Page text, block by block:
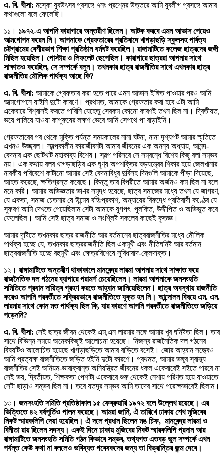
এ. বি. খীসা: মস্কো যুবউৎসব প্রসঙ্গে ৭নং প্রশ্নের উত্তরে আমি যুবলীগ প্রসঙ্গে আমার
কথাগুলো বলে ফেলেছি।
১১। ১৯৭২-এ আপনি কারাগারে অন্তরীণ ছিলেন। আটক করবে এমন আভাস পেয়েও
আত্মগোপন করেন নি। আপনাকে গ্রেফতারের প্রতিবাদে খাগড়াছড়ি স্কুলসহ পার্বত্য
চট্টগ্রামের বেশীরভাগ শিক্ষা প্রতিষ্ঠান ধর্মঘট করেছিল। রাঙ্গামাটিতে কলেজ ছাত্রদের জঙ্গী
মিছিল হয়েছিল। পোস্টার ও লিফলেট ছেপেছিল। কারাগারে ছাত্ররা আপনার সাথে
সাক্ষাতও করেছিল, সে সম্পর্কে বলুন। তখনকার ছাত্র রাজনীতির সাথে এখনকার ছাত্র
রাজনীতির মৌলিক পার্থক্য আছে কি?
এ. বি. খীসা: আমাকে গ্রেফতার করা হতে পারে এমন আভাস ইঙ্গিত পাওয়ার পরও আমি
আত্মগোপনে যাইনি দুটো কারণে। প্রথমত, আমাকে গ্রেফতার করা হবে এটা আমি
একেবারে বিশ্বাসই করতে পারিনি যেহেতু সেরকম কোনো কারণই তখন ছিল না। দ্বিতীয়ত,
ভয়ে পালিয়ে যাওয়া কাপুরুষের লক্ষণ ভেবে আমি সেপথে পা বাড়াইনি।
গ্রেফতারের পর থেকে মুক্তি পর্যন্ত সময়কালের নানা ঘটনা, নানা দৃশ্যপট আমার স্মৃতিতে
এখনও উজ্জ্বল। স্বল্পকালীন কারাজীবনটা আমার জীবনের এক অনন্য অধ্যায়, আনন্দ-
বেদনার এক ছোটখাট মহাকাব্য বিশেষ। স্বল্প পরিসরে সে সম্বন্ধে বিশেষ কিছু বলা সম্ভব
নয়। এক কথায় বলব খাগড়াছড়ির এক ঘৃণ্য অপশক্তির ষড়যন্ত্রের শিকার হয়ে জেলখানার
নারকীয় পরিবেশে কাটানো আমার সেই বেদনাবিধুর দুর্বিসহ দিনগুলি আমাকে পীড়া দিয়েছে,
আহত করেছে, ক্ষতিগ্রস্ত করেছে। কিন্তু তার বিপরীতে আমার অর্জনও কম ছিল না বলে
মনে করি। আমার অভিজ্ঞতার ভা-ার সমৃদ্ধ হয়েছে, ছাত্র সমাজের মধ্যে তখন যে জাগরণ,
যে একতা, সমাজ চেতনার যে উন্মেষ বহিঃপ্রকাশ, অন্যায়ের বিরুদ্ধে প্রতিবাদী কণ্ঠের যে
স্ফুরণ আমি দেখতে পেয়েছিলাম সেটা আমাকে যুগপৎ পুলকিত, উদ্দীপিত ও অভিভূত করে
ফেলেছিল। আমি সেই ছাত্র সমাজ ও সংশ্লিষ্ট সকলের কাছেই কৃতজ্ঞ।
আমার দৃষ্টিতে তখনকার ছাত্র রাজনীতি আর বর্তমানের ছাত্ররাজনীতির মধ্যে মৌলিক
পার্থক্য হচ্ছে যে, তখনকার ছাত্ররাজনীতি ছিল একমুখী এবং নীতিঘনিষ্ট আর বর্তমান
ছাত্ররাজনীতি হচ্ছে বহুমুখী এবং ক্ষেত্রবিশেষে সুবিধাবাদ-ক্লেদাক্ত।
১২। রাঙ্গামাটিতে অন্তরীণ থাকাকালে মানবেন্দ্র লারমা আপনার সাথে সাক্ষাত করে
রাজনৈতিক দল গঠনের ব্যাপারে পরামর্শ চেয়েছিলেন। লারমা আপনাকে জনসংহতি
সমিতিতে প্রধান দায়িত্ব গ্রহণ করতে আহ্বান জানিয়েছিলেন। ছাত্র অবস্থায় রাজনীতি
করেও আপনি পরবর্তীতে সক্রিয়ভাবে রাজনীতিতে যুক্ত হন নি। আন্দোলন বিষয়ে এম. এন.
লারমার সাথে কোন মত পার্থক্য ছিল কি, যার কারণে আপনি পরবর্তীতে রাজনীতিতে জড়িয়ে
পড়েননি?
এ. বি. খীসা: সেই ছাত্র জীবন থেকেই এম,এন লারমার সঙ্গে আমার খুব ঘনিষ্টতা ছিল। তার
সাথে বিভিন্ন সময়ে অনেককিছুই আলোচনা হয়েছে। নিজস্ব রাজনৈতিক দল গঠনের
বিষয়টিও আলোচিত হয়েছে খাগড়াছড়িতে আমার বাড়িতে বসেই। জোর আহ্বান সত্ত্বেও
আমি প্রত্যক্ষ রাজনীতিতে জড়িত হইনি দুটো কারণে। প্রথমত, আমার ভঙ্গুর স্বাস্থ্য
রাজনীতির সেই অনিয়ম-ভারাক্রান্ত অনিয়ন্ত্রিত জীবনের ধকল একেবারেই সইতে পারবে না
সেই ভয়, দ্বিতীয়ত, শিক্ষকতা পেশাটা একেবারে শুরু থেকেই নেশায় পরিণত হয়ে যাওয়াতে
সেটা ছাড়াও সম্ভব ছিল না। তবে যতদূর সম্ভব আমি তাদের সাথে পরোক্ষভাবেই ছিলাম।
১৩। জনসংহতি সমিতি প্রতিষ্ঠাকাল ১৫ ফেব্রুয়ারি ১৯৭২ বলে উল্লেখ রয়েছে। এর
ভিত্তিতে ৪২ বর্ষপূর্তিও পালন করেছে। আমরা জানি, ঐ তারিখে ঢাকায় শেখ মুজিবের
নিকট স্মারকলিপি দেয়া হয়েছিল। ঐ দলে প্রধান ছিলেন মঙ চিফ, মানবেন্দ্র লারমা ও
বিনীতা রায় ছিলেন সদস্য। একই দিনে ঢাকায় মুজিবের নিকট স্মারকলিপি প্রদান আর
রাঙ্গামাটিতে জনসংহতি সমিতি গঠন কিভাবে সম্ভব, তথ্যগত এতবড় ভুল সম্পর্কে এখন
পর্যন্ত কেউ কথা না বললেও ভবিষ্যত গবেষকদের জন্য তা বিভ্রান্তির জন্ম দেবে।